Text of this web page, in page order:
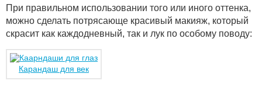
При правильном использовании того или иного оттенка,
можно сделать потрясающе красивый макияж, который
скрасит как каждодневный, так и лук по особому поводу:
Карандаш для век